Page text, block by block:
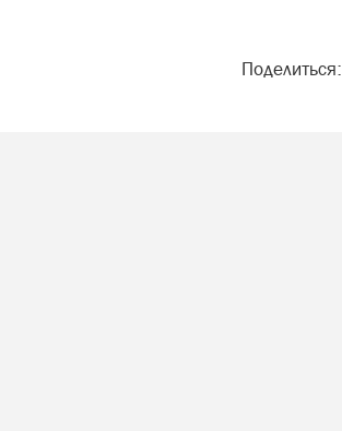
Поделиться: